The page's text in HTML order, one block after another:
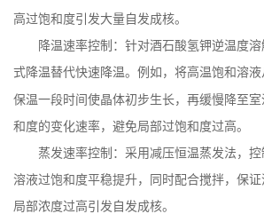
高过饱和度引发大量自发成核。
降温速率控制：针对酒石酸氢钾逆温度
式降温替代快速降温。例如，将高温饱和溶液
保温一段时间使晶体初步生长，再缓慢降至
和度的变化速率，避免局部过饱和度过高。
蒸发速率控制：采用减压恒温蒸发法，
溶液过饱和度平稳提升，同时配合搅拌，保
局部浓度过高引发自发成核。